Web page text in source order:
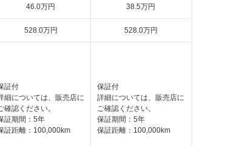
46.0万円 38.5万円
528.0万円 528.0万円
証付
細については、販売店に
確認ください。
証期間：5年
証距離：100,000km
保証付
詳細については、販売店に
ご確認ください。
保証期間：5年
保証距離：100,000km